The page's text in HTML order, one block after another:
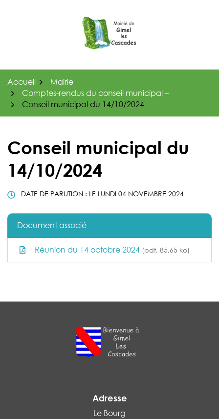
Accueil
Mairie
Comptes-rendus du conseil municipal –
Conseil municipal du 14/10/2024
Conseil municipal du
14/10/2024
DATE DE PARUTION : LE LUNDI 04 NOVEMBRE 2024
Document associé
Réunion du 14 octobre 2024 (pdf, 85,65 ko)
Adresse
Le Bourg